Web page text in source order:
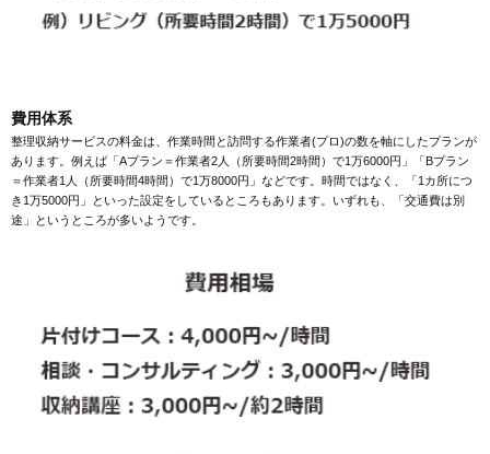
費用体系
整理収納サービスの料金は、作業時間と訪問する作業者(プロ)の数を軸にしたプランが
あります。例えば「Aプラン＝作業者2人（所要時間2時間）で1万6000円」「Bプラン
＝作業者1人（所要時間4時間）で1万8000円」などです。時間ではなく、「1カ所につ
き1万5000円」といった設定をしているところもあります。いずれも、「交通費は別
途」というところが多いようです。